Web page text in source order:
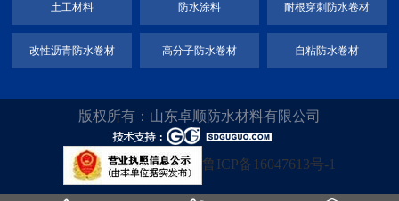
土工材料 防水涂料 耐根穿刺防水卷材
改性沥青防水卷材 高分子防水卷材 自粘防水卷材
版权所有：山东卓顺防水材料有限公司
鲁ICP备16047613号-1